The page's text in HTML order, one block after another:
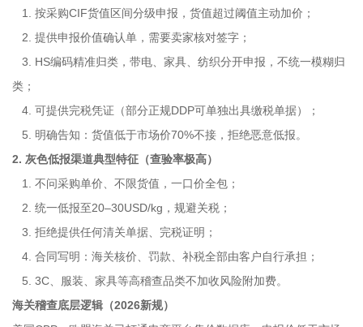
1. 按采购CIF货值区间分级申报，货值超过阈值主动加价；
2. 提供申报价值确认单，需要卖家核对签字；
3. HS编码精准归类，带电、家具、纺织分开申报，不统一模糊归
类；
4. 可提供完税凭证（部分正规DDP可单独出具缴税单据）；
5. 明确告知：货值低于市场价70%不接，拒绝恶意低报。
2. 灰色低报渠道典型特征（查验率极高）
1. 不问采购单价、不限货值，一口价全包；
2. 统一低报至20–30USD/kg，规避关税；
3. 拒绝提供任何清关单据、完税证明；
4. 合同写明：海关核价、罚款、补税全部由客户自行承担；
5. 3C、服装、家具等高稽查品类不加收风险附加费。
海关稽查底层逻辑（2026新规）